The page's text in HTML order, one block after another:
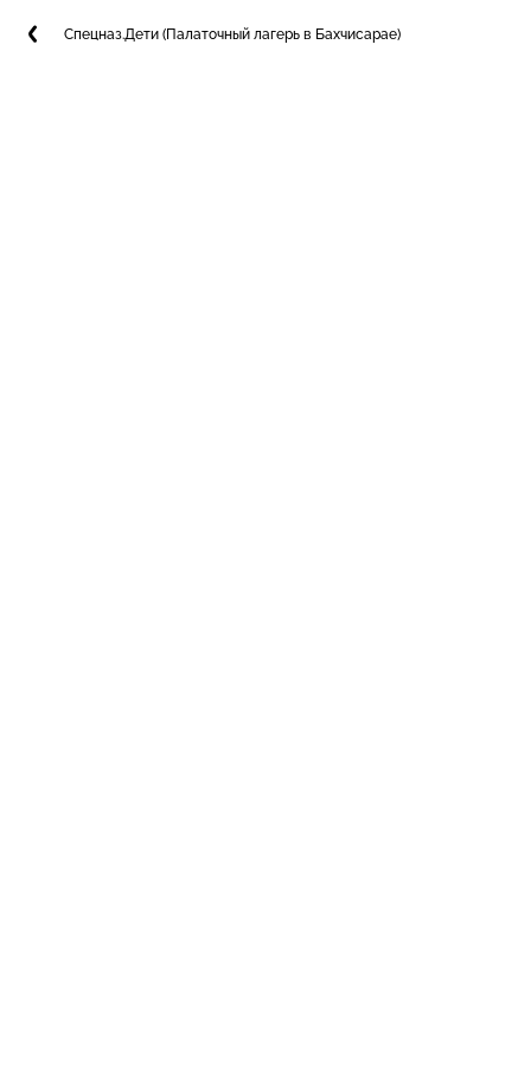
Спецназ.Дети (Палаточный лагерь в Бахчисарае)